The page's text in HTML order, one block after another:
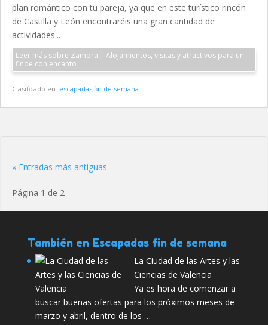
plan romántico con tu pareja, ya que en este turístico rincón
de Castilla y León encontraréis una gran cantidad de
actividades...
Leer más sobre Zamora | Alojamientos, visitas y atractivos para un
finde con encanto
Clasificado en: escapadas fin de semana
« Entradas más antiguas
Página 1 de 2
También en Escapadas fin de semana
La Ciudad de las Artes y las
Ciencias de Valencia
Ya es hora de comenzar a
buscar buenas ofertas para los próximos meses de
marzo y abril, dentro de los …